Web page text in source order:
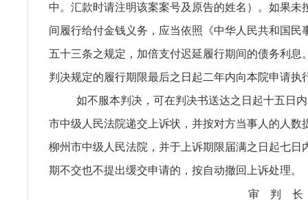
中。汇款时请注明该案案号及原告的姓名）。如果未
间履行给付金钱义务，应当依照《中华人民共和国民
五十三条之规定，加倍支付迟延履行期间的债务利息
判决规定的履行期限最后之日起二年内向本院申请执
如不服本判决，可在判决书送达之日起十五日
市中级人民法院递交上诉状，并按对方当事人的人数
柳州市中级人民法院，并于上诉期限届满之日起七日
期不交也不提出缓交申请的，按自动撤回上诉处理。
审 判